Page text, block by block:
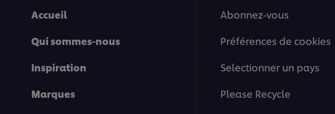
Accueil
Qui sommes-nous
Inspiration
Marques
Abonnez-vous
Préférences de cookies
Selectionner un pays
Please Recycle